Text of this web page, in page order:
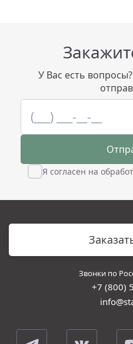
У Вас есть
Я согласен на
Звонки по
+7 (800)